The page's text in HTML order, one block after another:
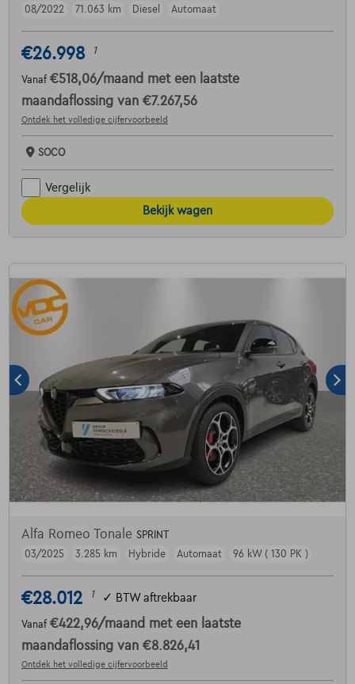
08/2022 71.063 km Diesel Automaat
€26.998 1
Vanaf €518,06/maand met een laatste
maandaflossing van €7.267,56
Ontdek het volledige cijfervoorbeeld
SOCO
Vergelijk
Bekijk wagen
Alfa Romeo Tonale SPRINT
03/2025
3.285 km Hybride Automaat 96 kW ( 130 PK )
€28.012 1 ✓ BTW aftrekbaar
Vanaf €422,96/maand met een laatste
maandaflossing van €8.826,41
Ontdek het volledige cijfervoorbeeld